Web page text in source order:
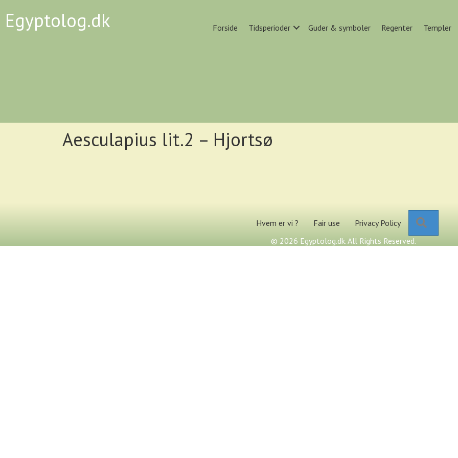
Egyptolog.dk Forside Tidsperioder Guder & symboler Regenter Templer
Aesculapius lit.2 – Hjortsø
Hvem er vi ? Fair use Privacy Policy
© 2026 Egyptolog.dk. All Rights Reserved.